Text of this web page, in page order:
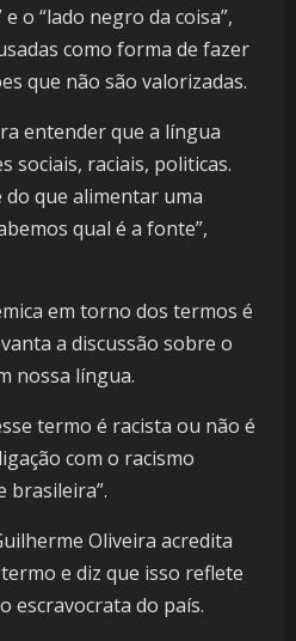
o “lado negro da coisa”,
como forma de fazer
que não são valorizadas.
entender que a língua
sociais, raciais, politicas.
que alimentar uma
qual é a fonte”,
em torno dos termos é
a discussão sobre o
nossa língua.
termo é racista ou não é
com o racismo
brasileira”.
Oliveira acredita
e diz que isso reflete
escravocrata do país.